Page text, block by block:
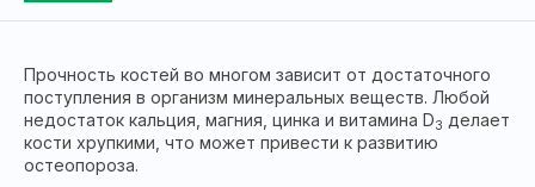
Прочность костей во многом зависит от достаточного
поступления в организм минеральных веществ. Любой
недостаток кальция, магния, цинка и витамина D3 делает
кости хрупкими, что может привести к развитию
остеопороза.